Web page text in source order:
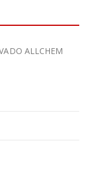
ALLCHEM